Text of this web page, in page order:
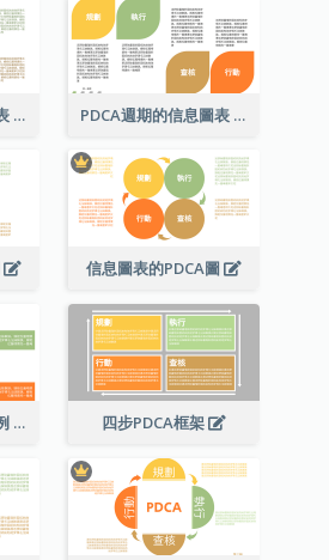
PDCA模型的信息圖表 PDCA週期的信息圖表
信息圖表的PDCA圖
簡單的PDCA循環示例 四步PDCA框架